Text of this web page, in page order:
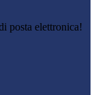
posta elettronica!